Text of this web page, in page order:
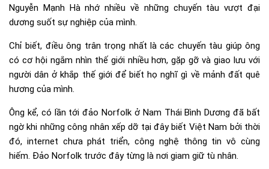
Nguyễn Mạnh Hà nhớ nhiều về những chuyến tàu vượt đại
dương suốt sự nghiệp của mình.
Chỉ biết, điều ông trân trọng nhất là các chuyến tàu giúp ông
có cơ hội ngắm nhìn thế giới nhiều hơn, gặp gỡ và giao lưu với
người dân ở khắp thế giới để biết họ nghĩ gì về mảnh đất quê
hương của mình.
Ông kể, có lần tới đảo Norfolk ở Nam Thái Bình Dương đã bất
ngờ khi những công nhân xếp dỡ tại đây biết Việt Nam bởi thời
đó, internet chưa phát triển, công nghệ thông tin vô cùng
hiếm. Đảo Norfolk trước đây từng là nơi giam giữ tù nhân.